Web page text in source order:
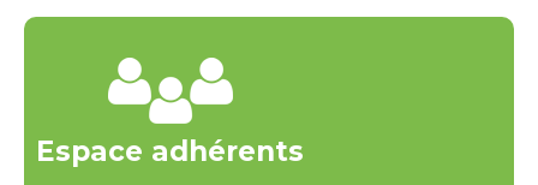
Espace adhérents